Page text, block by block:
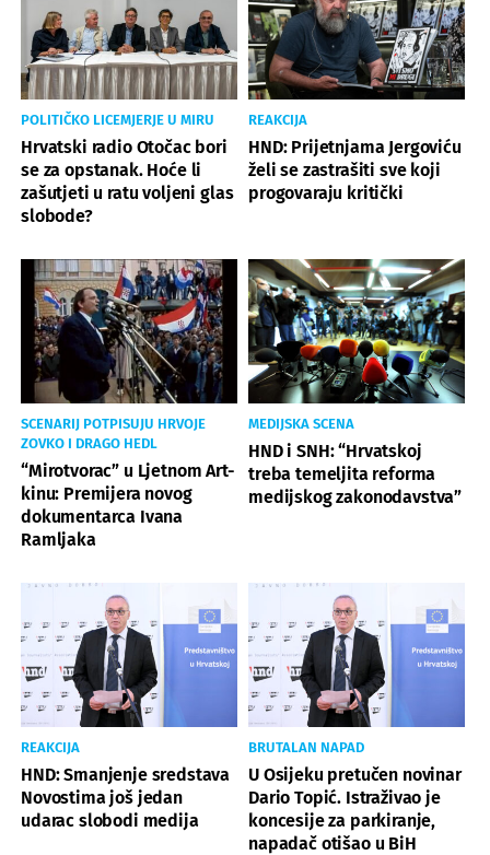
POLITIČKO LICEMJERJE U MIRU
Hrvatski radio Otočac bori
se za opstanak. Hoće li
zašutjeti u ratu voljeni glas
slobode?
REAKCIJA
HND: Prijetnjama Jergoviću
želi se zastrašiti sve koji
progovaraju kritički
SCENARIJ POTPISUJU HRVOJE
ZOVKO I DRAGO HEDL
“Mirotvorac” u Ljetnom Art-
kinu: Premijera novog
dokumentarca Ivana
Ramljaka
MEDIJSKA SCENA
HND i SNH: “Hrvatskoj
treba temeljita reforma
medijskog zakonodavstva”
REAKCIJA
HND: Smanjenje sredstava
Novostima još jedan
udarac slobodi medija
BRUTALAN NAPAD
U Osijeku pretučen novinar
Dario Topić. Istraživao je
koncesije za parkiranje,
napadač otišao u BiH